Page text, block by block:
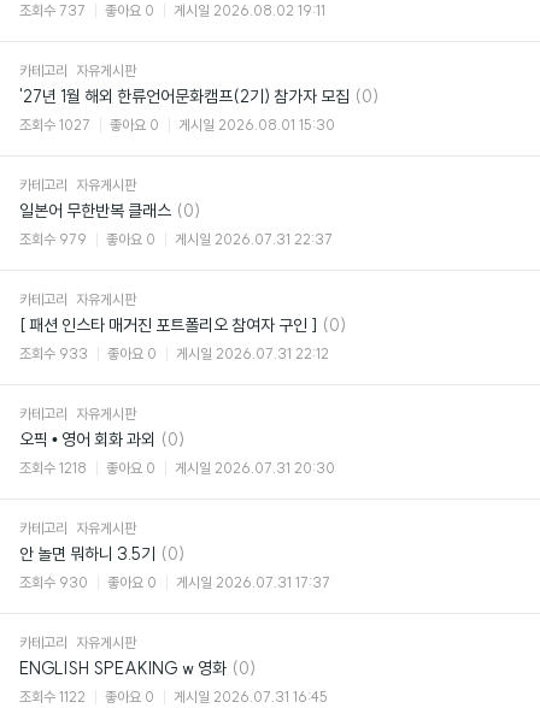
조회수 737 좋아요 0 게시일 2026.08.02 19:11
카테고리 자유게시판
'27년 1월 해외 한류언어문화캠프(2기) 참가자 모집 댓
(0)
조회수 1027 좋아요 0 게시일 2026.08.01 15:30
카테고리 자유게시판
일본어 무한반복 클래스 댓
글
(0)
조회수 979 좋아요 0 게시일 2026.07.31 22:37
카테고리 자유게시판
[ 패션 인스타 매거진 포트폴리오 참여자 구인 ] 댓
글
(0)
조회수 933 좋아요 0 게시일 2026.07.31 22:12
카테고리 자유게시판
오픽 • 영어 회화 과외 댓
(0)
조회수 1218 좋아요 0 게시일 2026.07.31 20:30
카테고리 자유게시판
안 놀면 뭐하니 3.5기 댓
(0)
조회수 930 좋아요 0 게시일 2026.07.31 17:37
카테고리 자유게시판
ENGLISH SPEAKING w 영화 댓
글
(0)
조회수 1122 좋아요 0 게시일 2026.07.31 16:45